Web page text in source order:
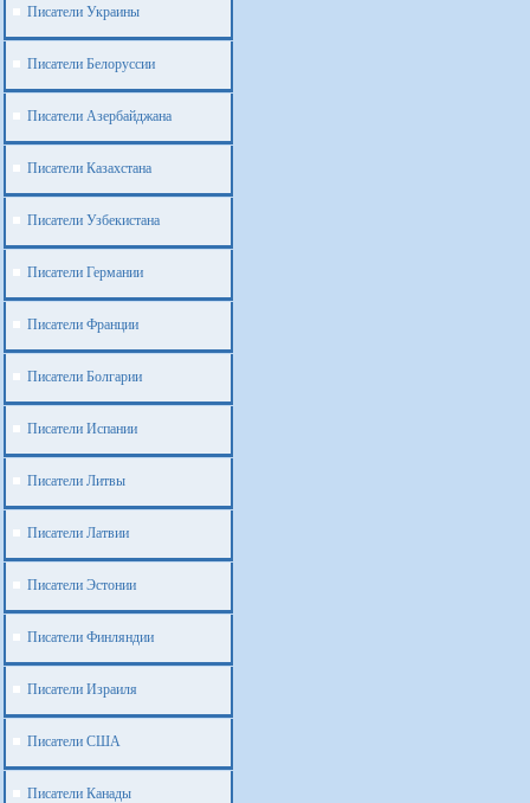
Писатели Украины
Писатели Белоруссии
Писатели Азербайджана
Писатели Казахстана
Писатели Узбекистана
Писатели Германии
Писатели Франции
Писатели Болгарии
Писатели Испании
Писатели Литвы
Писатели Латвии
Писатели Эстонии
Писатели Финляндии
Писатели Израиля
Писатели США
Писатели Канады